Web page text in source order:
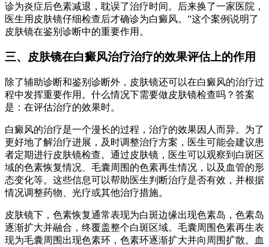
诊为炎症后色素减退，耽误了治疗时间。后来换了一家医院，
医生用皮肤镜仔细检查后才确诊为白癜风。”这个案例说明了
皮肤镜在鉴别诊断中的重要作用。
三、皮肤镜在白癜风治疗治疗的效果评估上的作用
除了辅助诊断和鉴别诊断外，皮肤镜还可以在白癜风的治疗过
程中发挥重要作用。什么情况下需要做皮肤镜检查吗？答案
是：在评估治疗的效果时。
白癜风的治疗是一个漫长的过程，治疗的效果因人而异。为了
更好地了解治疗进展，及时调整治疗方案，医生可能会建议患
者定期进行皮肤镜检查。通过皮肤镜，医生可以观察到白斑区
域的色素恢复情况、毛囊周围的色素再生情况，以及血管的形
态变化等。这些信息可以帮助医生判断治疗是否有效，并根据
情况调整药物、光疗或其他治疗措施。
皮肤镜下，色素恢复通常表现为白斑边缘出现色素岛，色素岛
逐渐扩大并融合，终覆盖整个白斑区域。毛囊周围色素再生表
现为毛囊周围出现色素环，色素环逐渐扩大并向周围扩散。血